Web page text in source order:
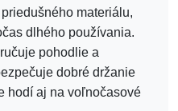
materiálu,
dlhého používania.
pohodlie a
dobré držanie
hodí aj na voľnočasové